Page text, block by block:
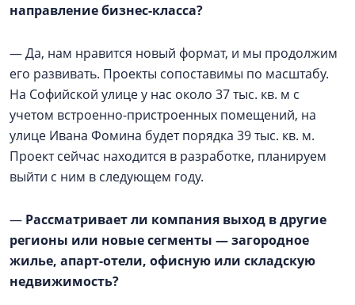
направление бизнес-класса?
— Да, нам нравится новый формат, и мы продолжим
его развивать. Проекты сопоставимы по масштабу.
На Софийской улице у нас около 37 тыс. кв. м с
учетом встроенно-пристроенных помещений, на
улице Ивана Фомина будет порядка 39 тыс. кв. м.
Проект сейчас находится в разработке, планируем
выйти с ним в следующем году.
— Рассматривает ли компания выход в другие
регионы или новые сегменты — загородное
жилье, апарт-отели, офисную или складскую
недвижимость?